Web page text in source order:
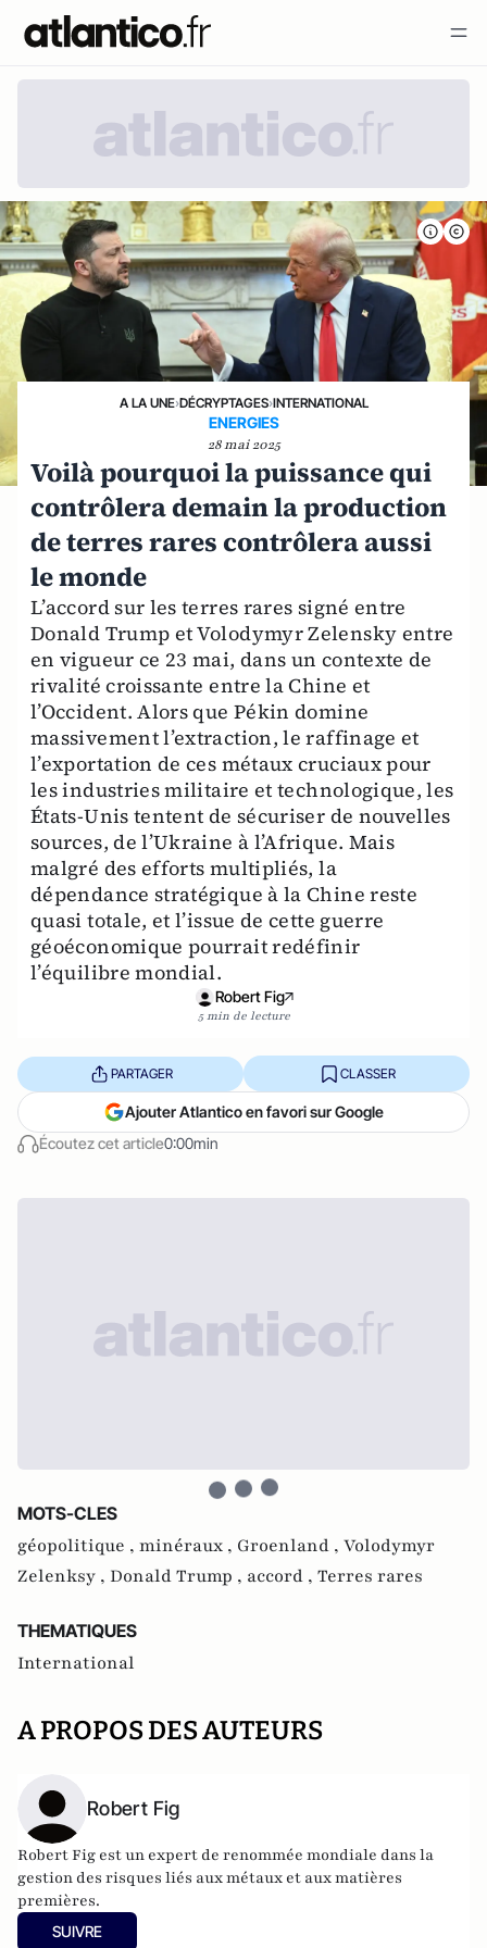
A LA UNE›DÉCRYPTAGES›INTERNATIONAL
ENERGIES
28 mai 2025
Voilà pourquoi la puissance qui
contrôlera demain la production
de terres rares contrôlera aussi
le monde
L’accord sur les terres rares signé entre
Donald Trump et Volodymyr Zelensky entre
en vigueur ce 23 mai, dans un contexte de
rivalité croissante entre la Chine et
l’Occident. Alors que Pékin domine
massivement l’extraction, le raffinage et
l’exportation de ces métaux cruciaux pour
les industries militaire et technologique, les
États-Unis tentent de sécuriser de nouvelles
sources, de l’Ukraine à l’Afrique. Mais
malgré des efforts multipliés, la
dépendance stratégique à la Chine reste
quasi totale, et l’issue de cette guerre
géoéconomique pourrait redéfinir
l’équilibre mondial.
Robert Fig
5 min de lecture
Écoutez cet article0:00min
PARTAGER CLASSER
Ajouter Atlantico en favori sur Google
MOTS-CLES
géopolitique , minéraux , Groenland , Volodymyr
Zelenksy , Donald Trump , accord , Terres rares
THEMATIQUES
International
A PROPOS DES AUTEURS
Robert Fig
Robert Fig est un expert de renommée mondiale dans la
gestion des risques liés aux métaux et aux matières
premières.
SUIVRE